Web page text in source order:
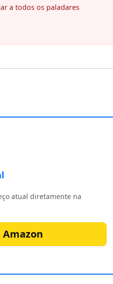
a todos os paladares
atual diretamente na